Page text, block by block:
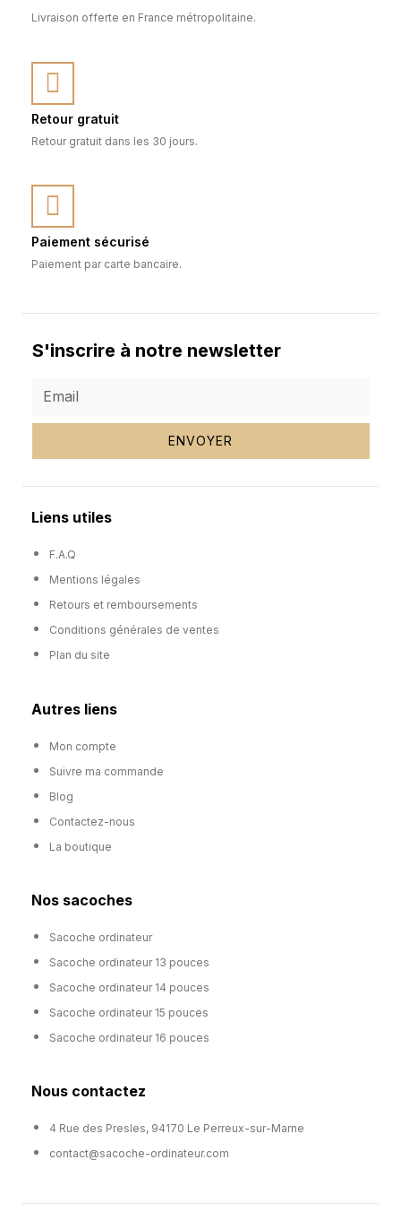
Livraison offerte en France métropolitaine.
Retour gratuit
Retour gratuit dans les 30 jours.
Paiement sécurisé
Paiement par carte bancaire.
S'inscrire à notre newsletter
ENVOYER
Liens utiles
F.A.Q
Mentions légales
Retours et remboursements
Conditions générales de ventes
Plan du site
Autres liens
Mon compte
Suivre ma commande
Blog
Contactez-nous
La boutique
Nos sacoches
Sacoche ordinateur
Sacoche ordinateur 13 pouces
Sacoche ordinateur 14 pouces
Sacoche ordinateur 15 pouces
Sacoche ordinateur 16 pouces
Nous contactez
4 Rue des Presles, 94170 Le Perreux-sur-Marne
contact@sacoche-ordinateur.com